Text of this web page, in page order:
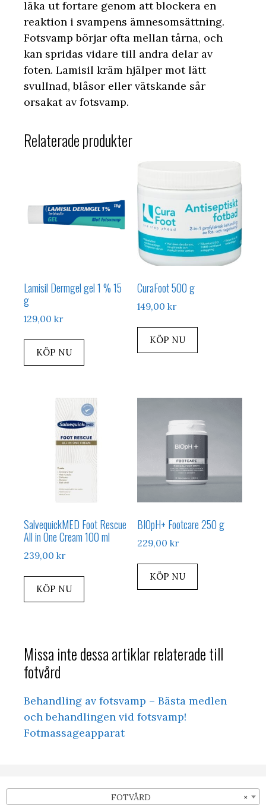
läka ut fortare genom att blockera en
reaktion i svampens ämnesomsättning.
Fotsvamp börjar ofta mellan tårna, och
kan spridas vidare till andra delar av
foten. Lamisil kräm hjälper mot lätt
svullnad, blåsor eller vätskande sår
orsakat av fotsvamp.
Relaterade produkter
Lamisil Dermgel gel 1 % 15
g
129,00 kr
KÖP NU
CuraFoot 500 g
149,00kr
KÖP NU
SalvequickMED Foot Rescue
All in One Cream 100 ml
239,00 kr
KÖP NU
BIOpH+ Footcare 250 g
229,00kr
KÖP NU
Missa inte dessa artiklar relaterade till
fotvård
Behandling av fotsvamp – Bästa medlen
och behandlingen vid fotsvamp!
Fotmassageapparat
×
FOTVÅRD